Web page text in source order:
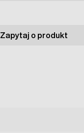
Zapytaj o produkt